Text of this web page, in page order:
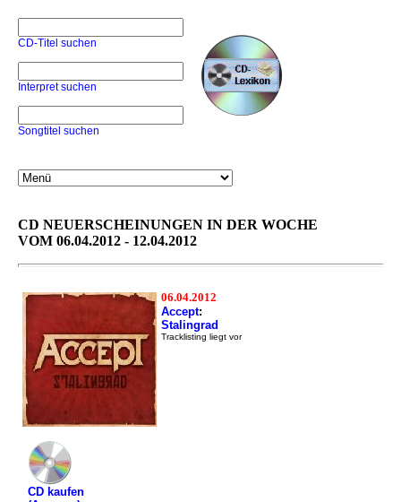
CD-Titel suchen
Interpret suchen
Songtitel suchen
CD NEUERSCHEINUNGEN IN DER WOCHE
VOM 06.04.2012 - 12.04.2012
06.04.2012
Accept:
Stalingrad
Tracklisting liegt vor
CD kaufen